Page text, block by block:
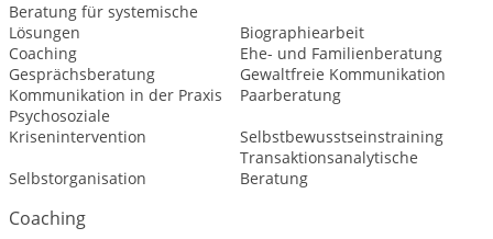
Beratung für systemische
Lösungen
Biographiearbeit
Coaching
Ehe- und Familienberatung
Gesprächsberatung
Gewaltfreie Kommunikation
Kommunikation in der Praxis
Paarberatung
Psychosoziale
Krisenintervention
Selbstbewusstseinstraining
Selbstorganisation
Transaktionsanalytische
Beratung
Coaching